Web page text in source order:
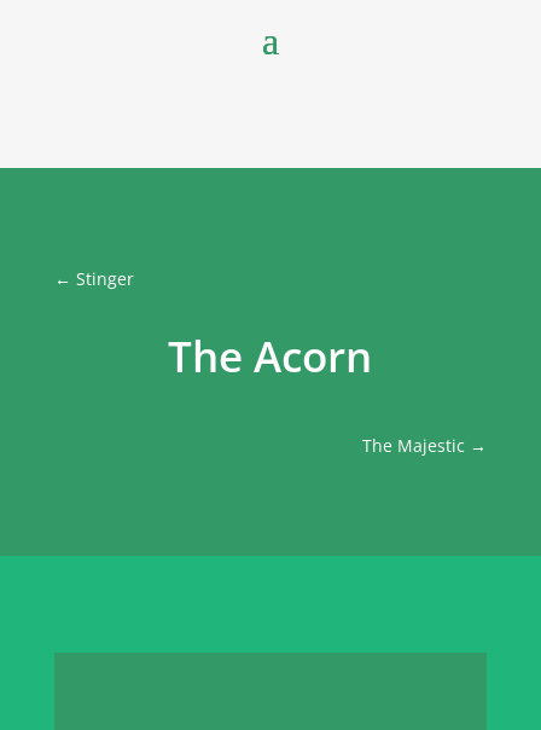
← Stinger
The Acorn
The Majestic →